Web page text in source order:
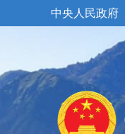
中央人民政府